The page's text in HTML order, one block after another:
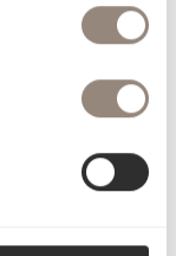
ein Gefühl von
greift diese